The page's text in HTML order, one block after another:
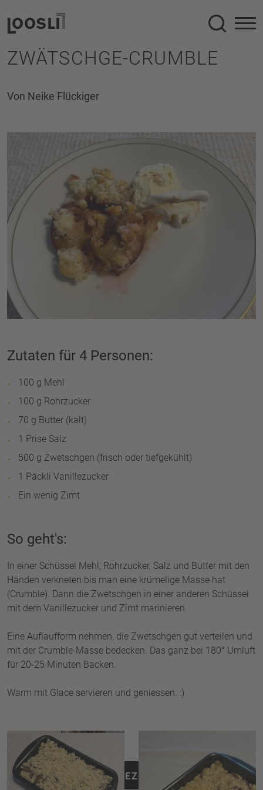
Suche
ZWÄTSCHGE-CRUMBLE
Von Neike Flückiger
Zutaten für 4 Personen:
100 g Mehl
100 g Rohrzucker
70 g Butter (kalt)
1 Prise Salz
500 g Zwetschgen (frisch oder tiefgekühlt)
1 Päckli Vanillezucker
Ein wenig Zimt
So geht's:
In einer Schüssel Mehl, Rohrzucker, Salz und Butter mit den
Händen verkneten bis man eine krümelige Masse hat
(Crumble). Dann die Zwetschgen in einer anderen Schüssel
mit dem Vanillezucker und Zimt marinieren.
Eine Auflaufform nehmen, die Zwetschgen gut verteilen und
mit der Crumble-Masse bedecken. Das ganz bei 180° Umluft
für 20-25 Minuten Backen.
Warm mit Glace servieren und geniessen. :)
ZURÜCK ZU ALLEN REZEPTEN